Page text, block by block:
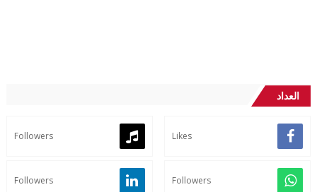
العداد
Likes
Followers
Followers
Followers